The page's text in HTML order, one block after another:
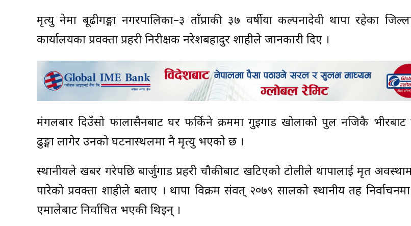
मृत्यु हुनेमा बूढीगङ्गा नगरपालिका–३ ताँप्राकी ३७ वर्षीया कल्पनादेवी थापा रहेका
कार्यालयका प्रवक्ता प्रहरी निरीक्षक नरेशबहादुर शाहीले जानकारी दिए ।
मंगलबार दिउँसो फालासैनबाट घर फर्किने क्रममा गुइगाड खोलाको पुल नजिकै
ढुङ्गा लागेर उनको घटनास्थलमा नै मृत्यु भएको छ ।
स्थानीयले खबर गरेपछि बार्जुगाड प्रहरी चौकीबाट खटिएको टोलीले थापालाई मृत
पारेको प्रवक्ता शाहीले बताए । थापा विक्रम संवत् २०७९ सालको स्थानीय तह
एमालेबाट निर्वाचित भएकी थिइन् ।